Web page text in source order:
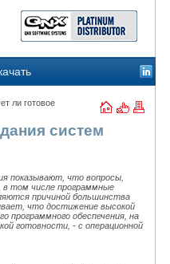
ли готовое
систем
показывают, что вопросы,
в том числе программные
причиной большинства
что достижение высокой
программного обеспечения, на
готовности, - с операционной